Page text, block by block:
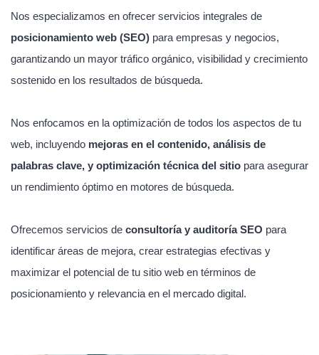
Nos especializamos en ofrecer servicios integrales de
posicionamiento web (SEO) para empresas y negocios,
garantizando un mayor tráfico orgánico, visibilidad y crecimiento
sostenido en los resultados de búsqueda.
Nos enfocamos en la optimización de todos los aspectos de tu
web, incluyendo mejoras en el contenido, análisis de
palabras clave, y optimización técnica del sitio para asegurar
un rendimiento óptimo en motores de búsqueda.
Ofrecemos servicios de consultoría y auditoría SEO para
identificar áreas de mejora, crear estrategias efectivas y
maximizar el potencial de tu sitio web en términos de
posicionamiento y relevancia en el mercado digital.